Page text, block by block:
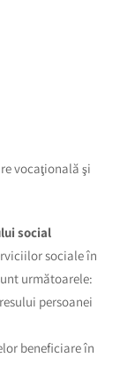
vocaţională şi
social
sociale în
următoarele:
persoanei
beneficiare în